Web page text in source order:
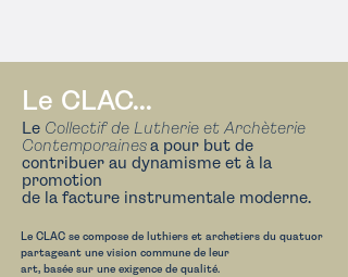
Le CLAC...
Le Collectif de Lutherie et Archèterie
Contemporaines a pour but de
contribuer au dynamisme et à la
promotion
de la facture instrumentale moderne.
Le CLAC se compose de luthiers et archetiers du quatuor
partageant une vision commune de leur
art, basée sur une exigence de qualité.